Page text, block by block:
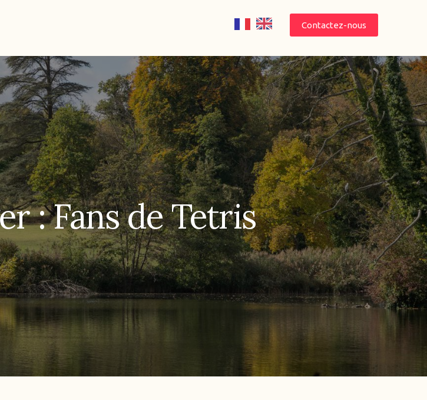
Contactez-nous
: Fans de Tetris